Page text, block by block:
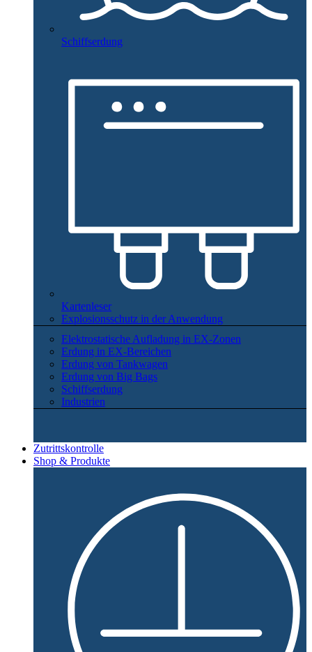
Schiffserdung
Kartenleser
Explosionsschutz in der Anwendung
Elektrostatische Aufladung in EX-Zonen
Erdung in EX-Bereichen
Erdung von Tankwagen
Erdung von Big Bags
Schiffserdung
Industrien
Zutrittskontrolle
Shop & Produkte